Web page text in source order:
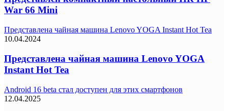
War 66 Mini
Представлена чайная машина Lenovo YOGA Instant Hot Tea
10.04.2024
Представлена чайная машина Lenovo YOGA
Instant Hot Tea
Android 16 beta стал доступен для этих смартфонов
12.04.2025